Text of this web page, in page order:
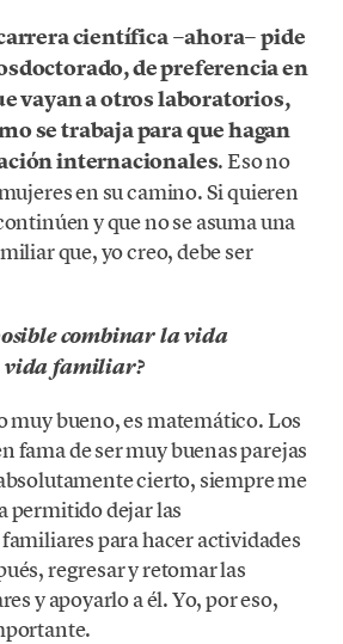
científica −ahora− pide
de preferencia en
vayan a otros laboratorios,
se trabaja para que hagan
internacionales. Eso no
en su camino. Si quieren
y que no se asuma una
que, yo creo, debe ser
combinar la vida
vida familiar?
muy bueno, es matemático. Los
fama de ser muy buenas parejas
cierto, siempre me
permitido dejar las
para hacer actividades
regresar y retomar las
y apoyarlo a él. Yo, por eso,